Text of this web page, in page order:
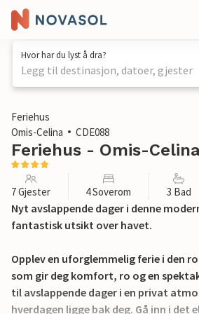
Hvor har du lyst å dra?
Legg til destinasjon, datoer, gjester
1 / 50
Feriehus
Omis-Celina
CDE088
Feriehus - Omis-
7 Gjester 4 Soverom 3 Bad
Nyt avslappende dager i denne
fantastisk utsikt over havet.
Opplev en uforglemmelig ferie i den
som gir deg komfort, ro og en
til avslappende dager i en privat
hverdagen ligge bak deg. Gå inn i det